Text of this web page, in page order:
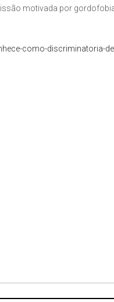
motivada por
como-discriminatoria-